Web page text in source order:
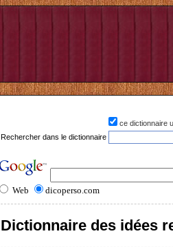
ce dictionnaire
Rechercher dans le dictionnaire
Web dicoperso.com
Dictionnaire des idées